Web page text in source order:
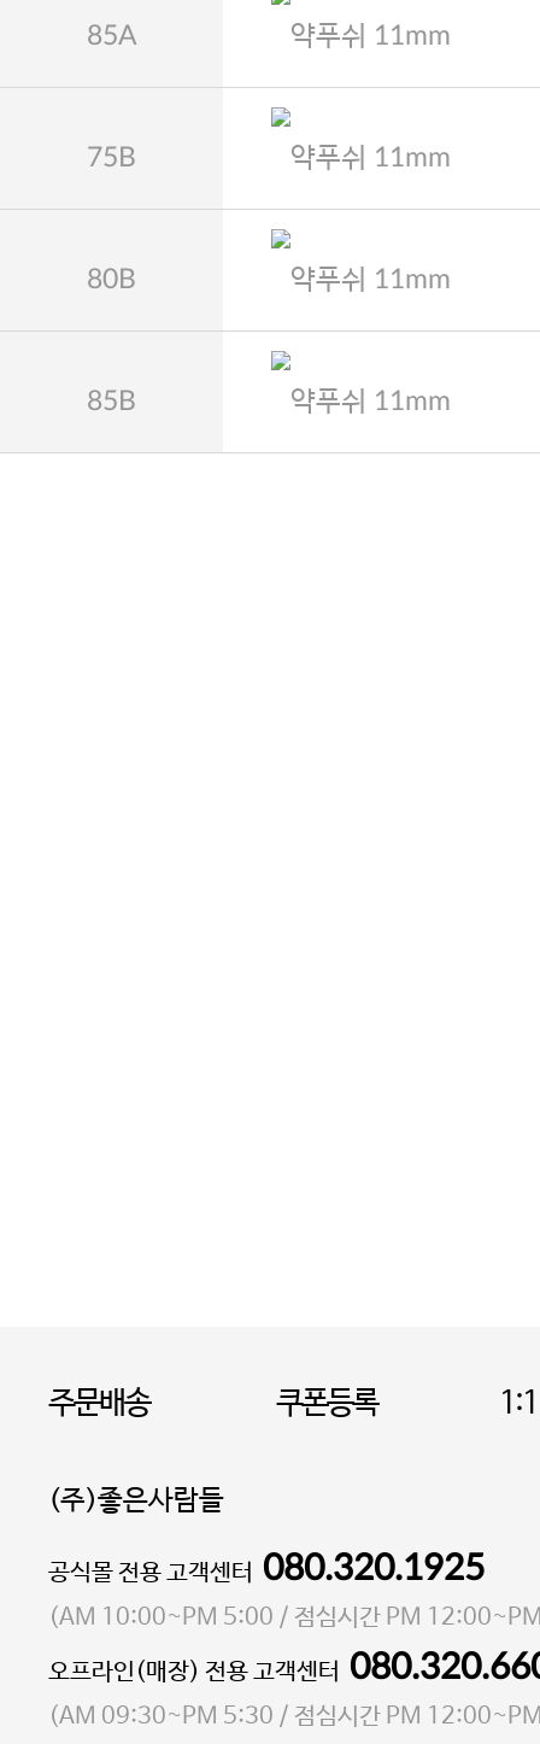
85A 약푸쉬 11mm
75B 약푸쉬 11mm
80B 약푸쉬 11mm
85B 약푸쉬 11mm
주문배송 쿠폰등록
(주)좋은사람들
대표 이성현,박영환| 개인정보관리책임자 김상현
소재지 서울특별시 마포구 마포대로4다길 41 마포
통신판매업 신고번호 2023-서울마포-3931호
사업자등록번호 105-81-58242
공식몰 전용 고객센터 080.320.1925
(AM 10:00~PM 5:00 / 점심시간 PM
오프라인(매장) 전용 고객센터
(AM 09:30~PM 5:30 / 점심시간 PM